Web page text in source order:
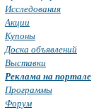
Исследования
Акции
Купоны
Доска объявлений
Выставки
Реклама на портале
Программы
Форум